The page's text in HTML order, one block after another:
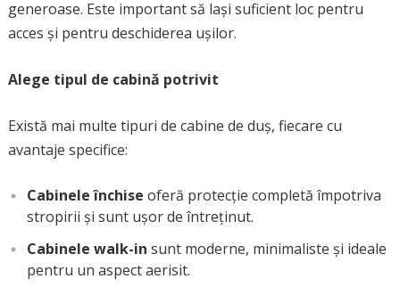
generoase. Este important să lași suficient loc pentru
acces și pentru deschiderea ușilor.
Alege tipul de cabină potrivit
Există mai multe tipuri de cabine de duș, fiecare cu
avantaje specifice:
Cabinele închise oferă protecție completă împotriva
stropirii și sunt ușor de întreținut.
Cabinele walk-in sunt moderne, minimaliste și ideale
pentru un aspect aerisit.